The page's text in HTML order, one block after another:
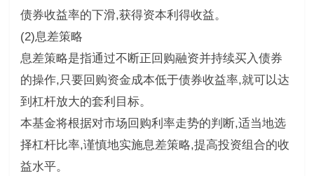
债券收益率的下滑,获得资本利得收益。
(2)息差策略
息差策略是指通过不断正回购融资并持续买入债券
的操作,只要回购资金成本低于债券收益率,就可以达
到杠杆放大的套利目标。
本基金将根据对市场回购利率走势的判断,适当地选
择杠杆比率,谨慎地实施息差策略,提高投资组合的收
益水平。